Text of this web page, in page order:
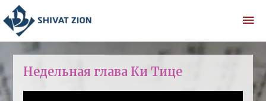
Недельная глава Ки Тице